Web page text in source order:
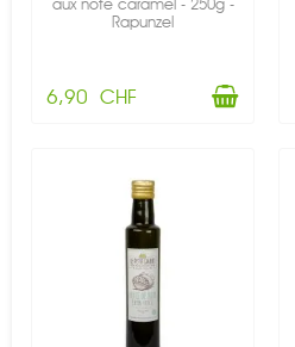
aux note caramel - 250g -
Rapunzel
6,90 CHF